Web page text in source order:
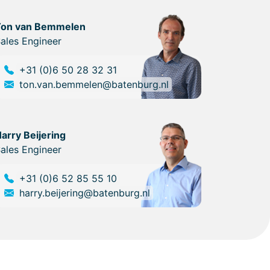
van Bemmelen
Engineer
+31 (0)6 50 28 32 31
ton.van.bemmelen@batenburg.nl
Beijering
Engineer
+31 (0)6 52 85 55 10
harry.beijering@batenburg.nl